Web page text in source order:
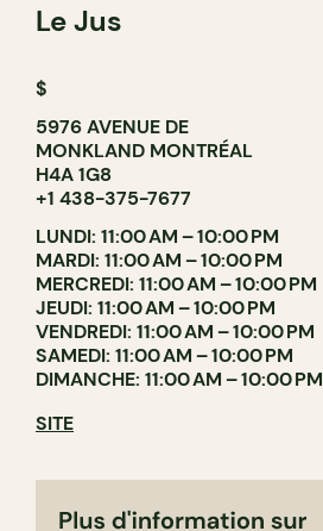
Le Jus
$
5976 AVENUE DE
MONKLAND MONTRÉAL
H4A 1G8
+1 438-375-7677
LUNDI: 11:00 AM – 10:00 PM
MARDI: 11:00 AM – 10:00 PM
MERCREDI: 11:00 AM – 10:00 PM
JEUDI: 11:00 AM – 10:00 PM
VENDREDI: 11:00 AM – 10:00 PM
SAMEDI: 11:00 AM – 10:00 PM
DIMANCHE: 11:00 AM – 10:00 PM
SITE